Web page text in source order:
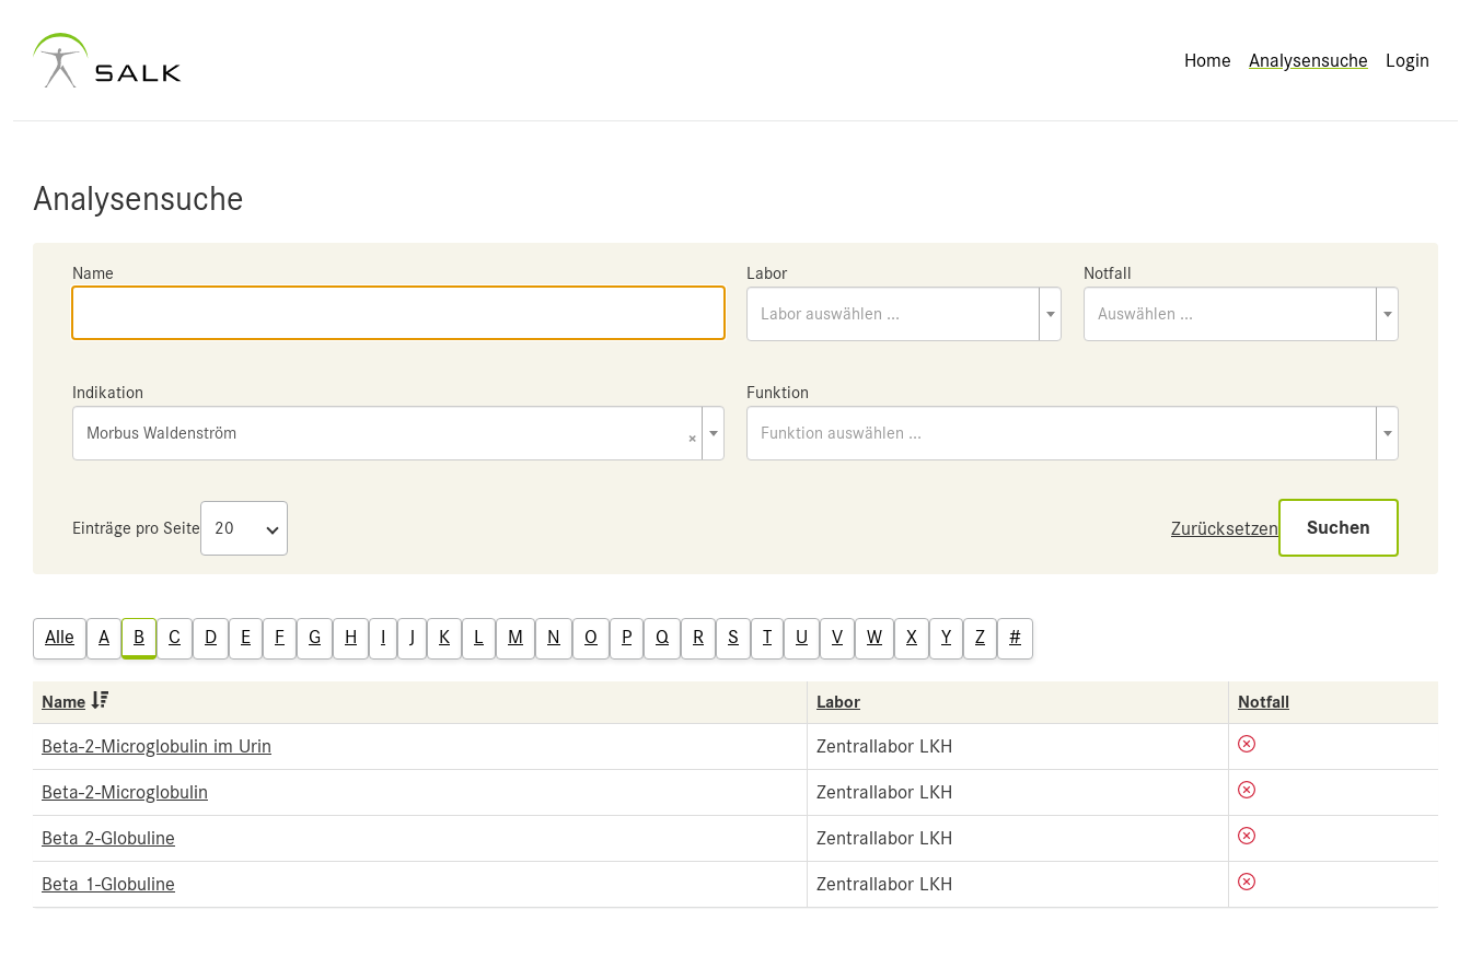
Home Analysensuche Login
Analysensuche
Name Labor
Labor auswählen ...
Notfall
Auswählen ...
Indikation
×
Morbus Waldenström
Funktion
Funktion auswählen ...
Einträge pro Seite Zurücksetzen Suchen
Alle A B C D E F G H I J K L M N O P Q R S T U V W X Y Z #
Name Labor Notfall
Beta-2-Microglobulin im Urin Zentrallabor LKH
Beta-2-Microglobulin Zentrallabor LKH
Beta 2-Globuline Zentrallabor LKH
Beta 1-Globuline Zentrallabor LKH